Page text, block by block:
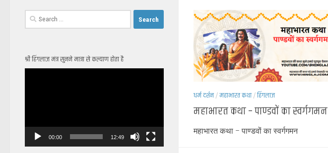
धर्म दर्शन/महाभारत कथा/हिंगलाज
महाभारत कथा – पाण्डवों का स्वर्गगमन
महाभारत कथा – पाण्डवों का स्वर्गगमन
Search
for:
श्री हिंगलाज मंत्र सुनने मात्रा से कल्याण होता है
00:00 12:49